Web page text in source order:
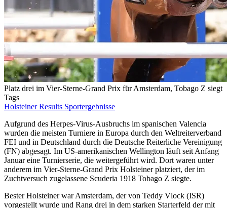
Platz drei im Vier-Sterne-Grand Prix für Amsterdam, Tobago Z siegt
Tags
Holsteiner Results Sportergebnisse
Aufgrund des Herpes-Virus-Ausbruchs im spanischen Valencia
wurden die meisten Turniere in Europa durch den Weltreiterverband
FEI und in Deutschland durch die Deutsche Reiterliche Vereinigung
(FN) abgesagt. Im US-amerikanischen Wellington läuft seit Anfang
Januar eine Turnierserie, die weitergeführt wird. Dort waren unter
anderem im Vier-Sterne-Grand Prix Holsteiner platziert, der im
Zuchtversuch zugelassene Scuderia 1918 Tobago Z siegte.
Bester Holsteiner war Amsterdam, der von Teddy Vlock (ISR)
vorgestellt wurde und Rang drei in dem starken Starterfeld der mit